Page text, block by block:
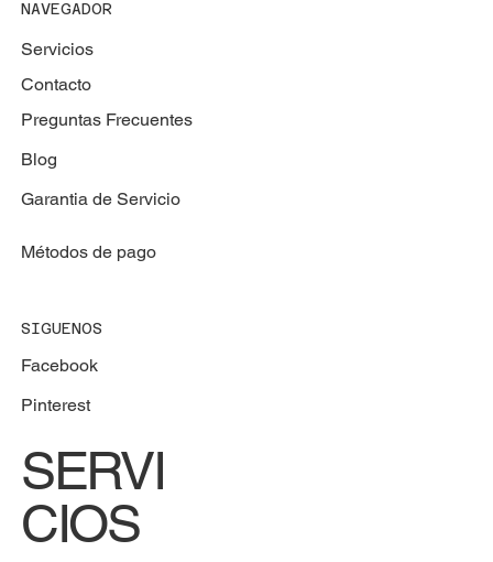
NAVEGADOR
Servicios
Contacto
Preguntas Frecuentes
Blog
Garantia de Servicio
Métodos de pago
SIGUENOS
Facebook
Pinterest
SERVI
CIOS